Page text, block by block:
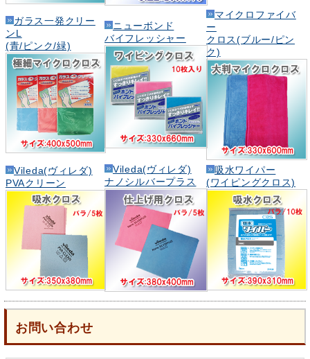
ガラス一発クリー
ンL
(青/ピンク/緑)
ニューボンド
バイフレッシャー
マイクロファイバ
ー
クロス(ブルー/ピン
ク)
Vileda(ヴィレダ)
PVAクリーン
Vileda(ヴィレダ)
ナノシルバープラス
吸水ワイパー
(ワイピングクロス)
お問い合わせ